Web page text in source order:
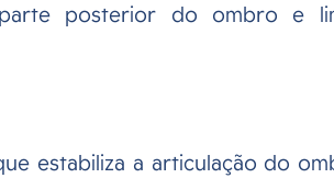
posterior do ombro e
estabiliza a articulação do